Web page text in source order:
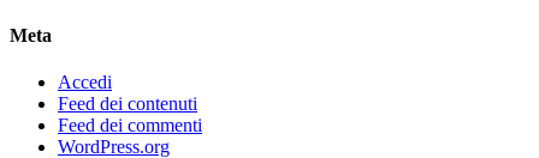
Meta
Accedi
Feed dei contenuti
Feed dei commenti
WordPress.org